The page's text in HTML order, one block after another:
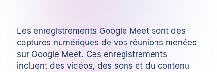
Les enregistrements Google Meet sont des
captures numériques de vos réunions menées
sur Google Meet. Ces enregistrements
incluent des vidéos, des sons et du contenu